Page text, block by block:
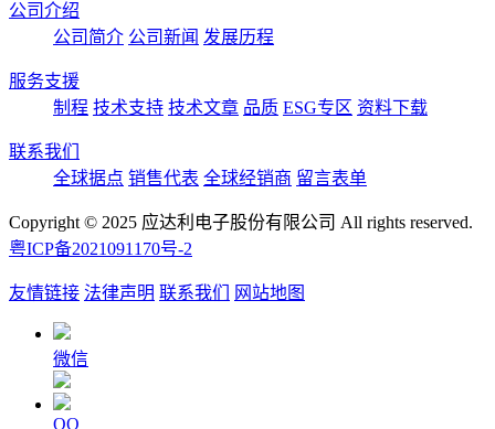
公司介绍
公司简介 公司新闻 发展历程
服务支援
制程 技术支持 技术文章 品质 ESG专区 资料下载
联系我们
全球据点 销售代表 全球经销商 留言表单
Copyright © 2025 应达利电子股份有限公司 All rights reserved.
粤ICP备2021091170号-2
友情链接 法律声明 联系我们 网站地图
微信
QQ